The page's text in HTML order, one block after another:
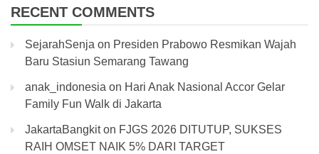
RECENT COMMENTS
SejarahSenja on Presiden Prabowo Resmikan Wajah
Baru Stasiun Semarang Tawang
anak_indonesia on Hari Anak Nasional Accor Gelar
Family Fun Walk di Jakarta
JakartaBangkiton FJGS 2026 DITUTUP, SUKSES
RAIH OMSET NAIK 5% DARI TARGET